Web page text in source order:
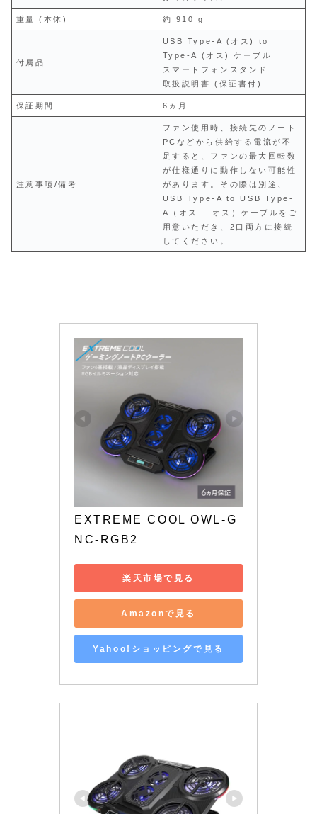
重量 (本体) 約 910 g
付属品
USB Type-A (オス) to
Type-A (オス) ケーブル
スマートフォンスタンド
取扱説明書 (保証書付)
保証期間 6ヵ月
注意事項/備考
ファン使用時、接続先のノート
PCなどから供給する電流が不
足すると、ファンの最大回転数
が仕様通りに動作しない可能性
があります。その際は別途、
USB Type-A to USB Type-
A（オス – オス）ケーブルをご
用意いただき、2口両方に接続
してください。
EXTREME COOL OWL-G
NC-RGB2
楽天市場で見る
Amazonで見る
Yahoo!ショッピングで見る